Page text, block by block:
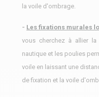
la voile d'ombrage.
- Les fixations murales
vous cherchez à allier
nautique et les poulies
voile en laissant une
de fixation et la voile